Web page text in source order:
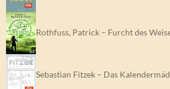
Rothfuss, Patrick – Furcht des
Sebastian Fitzek – Das